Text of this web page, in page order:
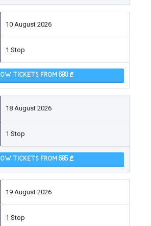
10 August 2026
1 Stop
OW TICKETS FROM 680
18 August 2026
1 Stop
OW TICKETS FROM 685
19 August 2026
1 Stop